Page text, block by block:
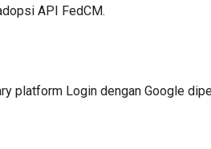
API FedCM.
platform Login dengan Google